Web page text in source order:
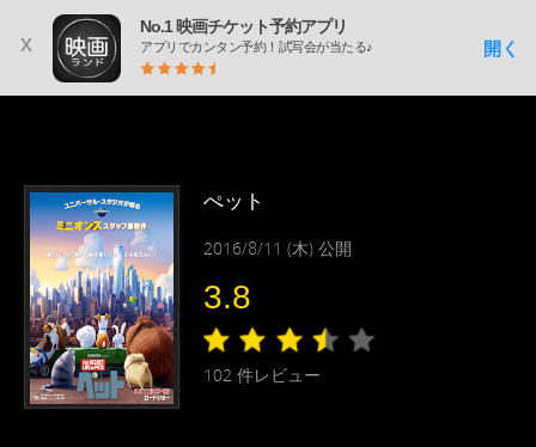
x
No.1 映画チケット予約アプリ
アプリでカンタン予約！試写会が当たる♪ 開く
ぺット
2016/8/11 (木) 公開
3.8
102 件レビュー